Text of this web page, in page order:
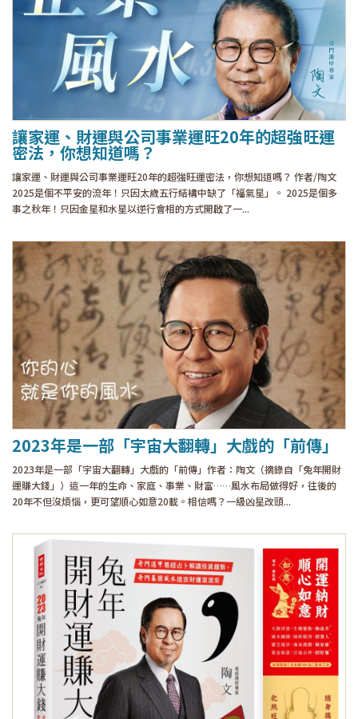
讓家運、財運與公司事業運旺20年的超強旺運
密法，你想知道嗎？
讓家運、財運與公司事業運旺20年的超強旺運密法，你想知道嗎？ 作者/陶文
2025是個不平安的流年！只因太歲五行結構中缺了「福氣星」。 2025是個多
事之秋年！只因金星和水星以逆行會相的方式開啟了一...
2023年是一部「宇宙大翻轉」大戲的「前傳」
2023年是一部「宇宙大翻轉」大戲的「前傳」作者：陶文（摘錄自「兔年開財
運賺大錢」）這一年的生命、家庭、事業、財富……風水布局做得好，往後的
20年不但沒煩惱，更可望順心如意20載。相信嗎？一級凶星改頭...